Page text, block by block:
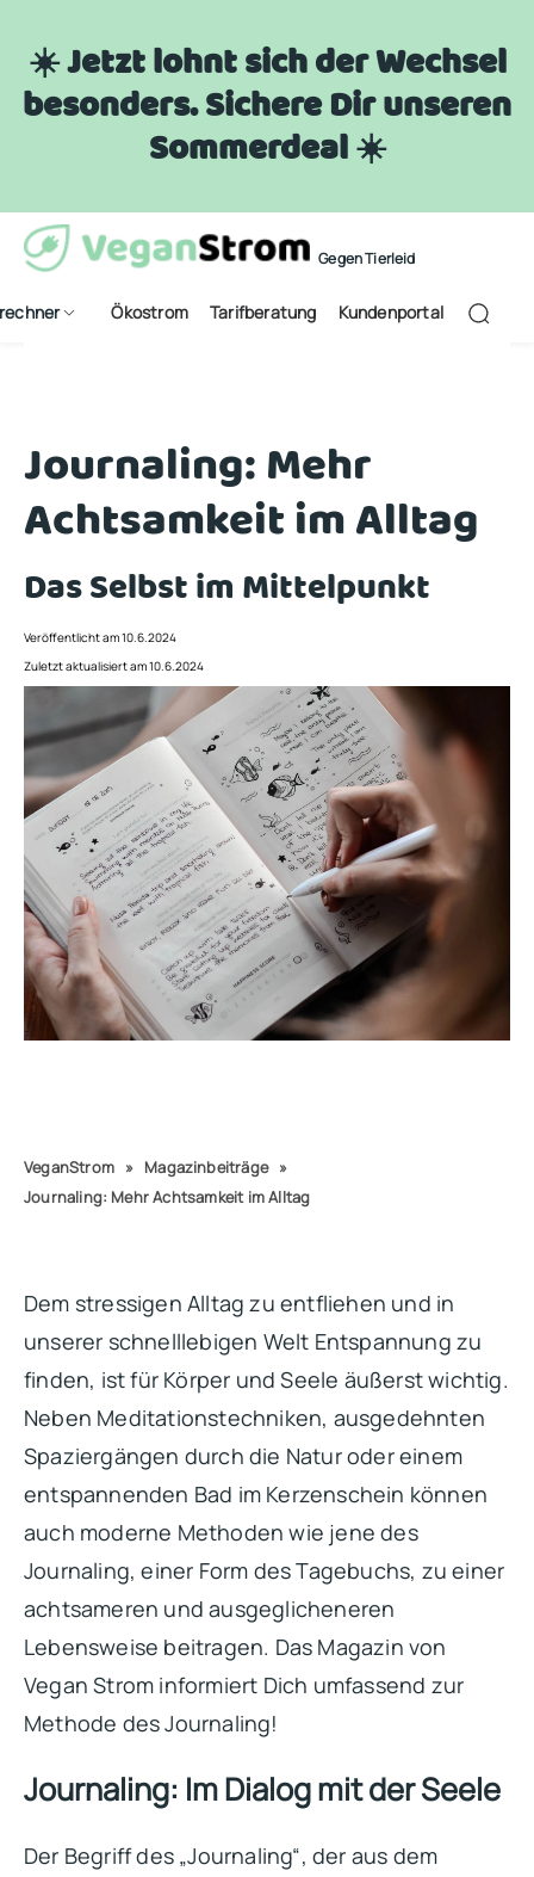
☀️ Jetzt lohnt sich der Wechsel
besonders. Sichere Dir unseren
Sommerdeal ☀️
Gegen Tierleid
Ökostrom Tarifberatung Kundenportal
Journaling: Mehr
Achtsamkeit im Alltag
Das Selbst im Mittelpunkt
Veröffentlicht am 10.6.2024
Zuletzt aktualisiert am 10.6.2024
VeganStrom » Magazinbeiträge »
Journaling: Mehr Achtsamkeit im Alltag
Dem stressigen Alltag zu entfliehen und in
unserer schnelllebigen Welt Entspannung zu
finden, ist für Körper und Seele äußerst wichtig.
Neben Meditationstechniken, ausgedehnten
Spaziergängen durch die Natur oder einem
entspannenden Bad im Kerzenschein können
auch moderne Methoden wie jene des
Journaling, einer Form des Tagebuchs, zu einer
achtsameren und ausgeglicheneren
Lebensweise beitragen. Das Magazin von
Vegan Strom informiert Dich umfassend zur
Methode des Journaling!
Journaling: Im Dialog mit der Seele
Der Begriff des „Journaling“, der aus dem